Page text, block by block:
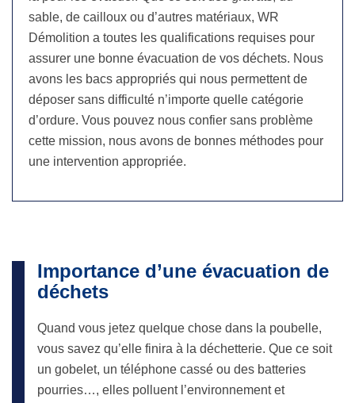
sable, de cailloux ou d’autres matériaux, WR
Démolition a toutes les qualifications requises pour
assurer une bonne évacuation de vos déchets. Nous
avons les bacs appropriés qui nous permettent de
déposer sans difficulté n’importe quelle catégorie
d’ordure. Vous pouvez nous confier sans problème
cette mission, nous avons de bonnes méthodes pour
une intervention appropriée.
Importance d’une évacuation de
déchets
Quand vous jetez quelque chose dans la poubelle,
vous savez qu’elle finira à la déchetterie. Que ce soit
un gobelet, un téléphone cassé ou des batteries
pourries…, elles polluent l’environnement et